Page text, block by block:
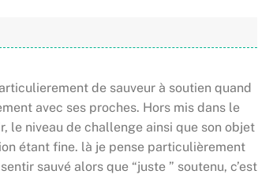
de sauveur à soutien quand
avec ses proches. Hors mis dans le
le niveau de challenge ainsi que son objet
étant fine. là je pense particulièrement
sauvé alors que “juste ” soutenu, c’est